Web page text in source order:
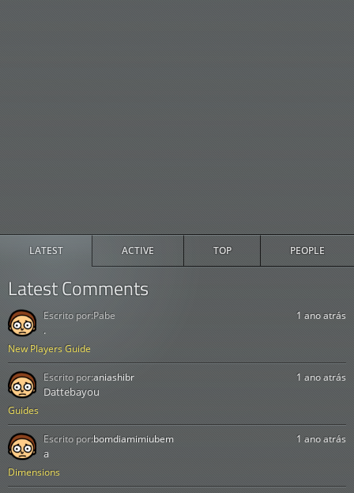
LATEST ACTIVE TOP PEOPLE
Latest Comments
New Players Guide
1 ano atrás
.
Escrito por:Pabe
Guides
1 ano atrás
Dattebayou
Escrito por:aniashibr
Dimensions
1 ano atrás
a
Escrito por:bomdiamimiubem